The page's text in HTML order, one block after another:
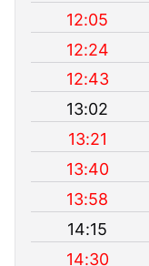
12:05
12:24
12:43
13:02
13:21
13:40
13:58
14:15
14:30